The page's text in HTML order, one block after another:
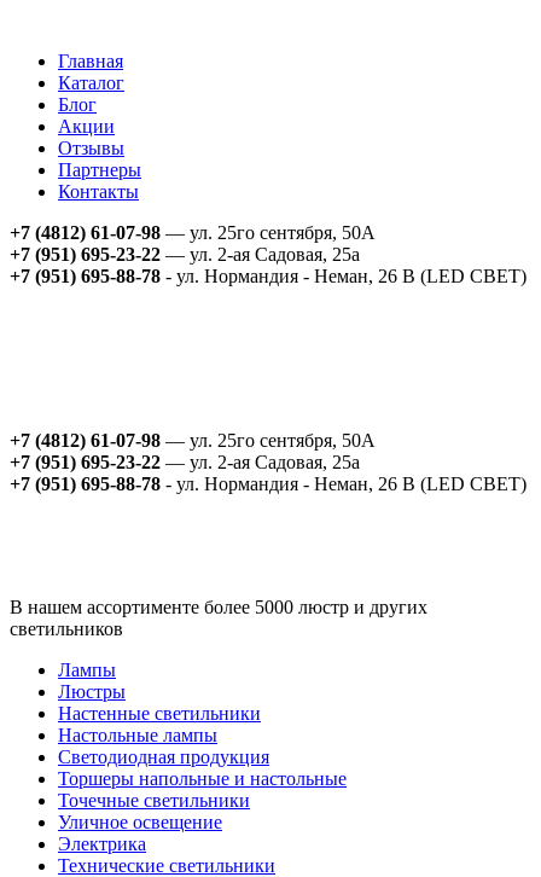
Главная
Каталог
Блог
Акции
Отзывы
Партнеры
Контакты
+7 (4812) 61-07-98 — ул. 25го сентября, 50А
+7 (951) 695-23-22 — ул. 2-ая Садовая, 25а
+7 (951) 695-88-78 - ул. Нормандия - Неман, 26 В (LED СВЕТ)
+7 (4812) 61-07-98 — ул. 25го сентября, 50А
+7 (951) 695-23-22 — ул. 2-ая Садовая, 25а
+7 (951) 695-88-78 - ул. Нормандия - Неман, 26 В (LED СВЕТ)
В нашем ассортименте более 5000 люстр и других
светильников
Лампы
Люстры
Настенные светильники
Настольные лампы
Светодиодная продукция
Торшеры напольные и настольные
Точечные светильники
Уличное освещение
Электрика
Технические светильники